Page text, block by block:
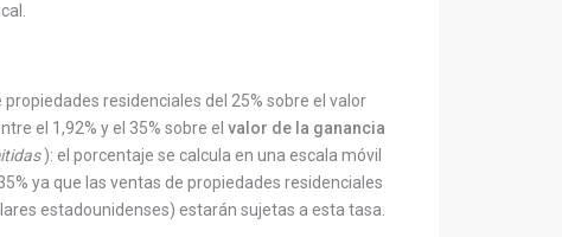
residenciales del 25% sobre el valor
el 1,92% y el 35% sobre el valor de la ganancia
): el porcentaje se calcula en una escala móvil
ya que las ventas de propiedades residenciales
estadounidenses) estarán sujetas a esta tasa.